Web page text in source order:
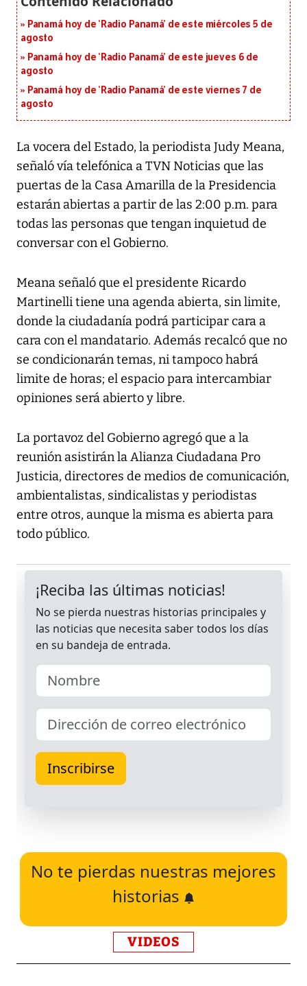
Panamá hoy de ‘Radio Panamá’ de este miércoles 5 de
agosto
Panamá hoy de ‘Radio Panamá’ de este jueves 6 de
agosto
Panamá hoy de ‘Radio Panamá’ de este viernes 7 de
agosto
La vocera del Estado, la periodista Judy Meana,
señaló vía telefónica a TVN Noticias que las
puertas de la Casa Amarilla de la Presidencia
estarán abiertas a partir de las 2:00 p.m. para
todas las personas que tengan inquietud de
conversar con el Gobierno.
Meana señaló que el presidente Ricardo
Martinelli tiene una agenda abierta, sin limite,
donde la ciudadanía podrá participar cara a
cara con el mandatario. Además recalcó que no
se condicionarán temas, ni tampoco habrá
limite de horas; el espacio para intercambiar
opiniones será abierto y libre.
La portavoz del Gobierno agregó que a la
reunión asistirán la Alianza Ciudadana Pro
Justicia, directores de medios de comunicación,
ambientalistas, sindicalistas y periodistas
entre otros, aunque la misma es abierta para
todo público.
No te pierdas nuestras mejores
historias
VIDEOS